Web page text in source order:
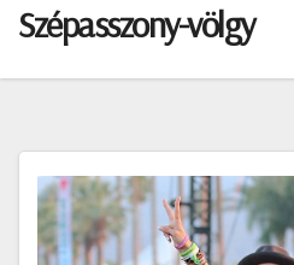
Szépasszony-völgy